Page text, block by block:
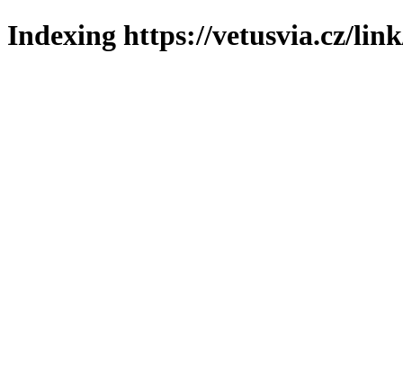
Indexing https://vetusvia.cz/